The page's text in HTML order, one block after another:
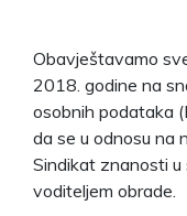
Obavještavamo
2018. godine na
osobnih podataka
da se u odnosu na
Sindikat znanosti
voditeljem obrade.